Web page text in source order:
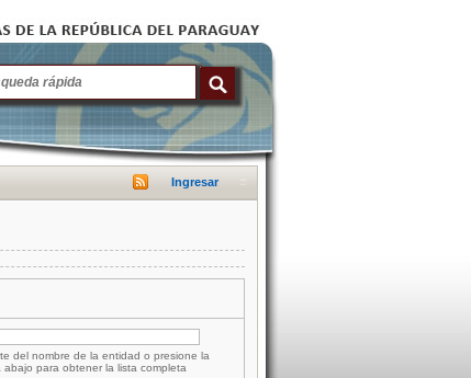
Ingresar
del nombre de la entidad o presione la
abajo para obtener la lista completa